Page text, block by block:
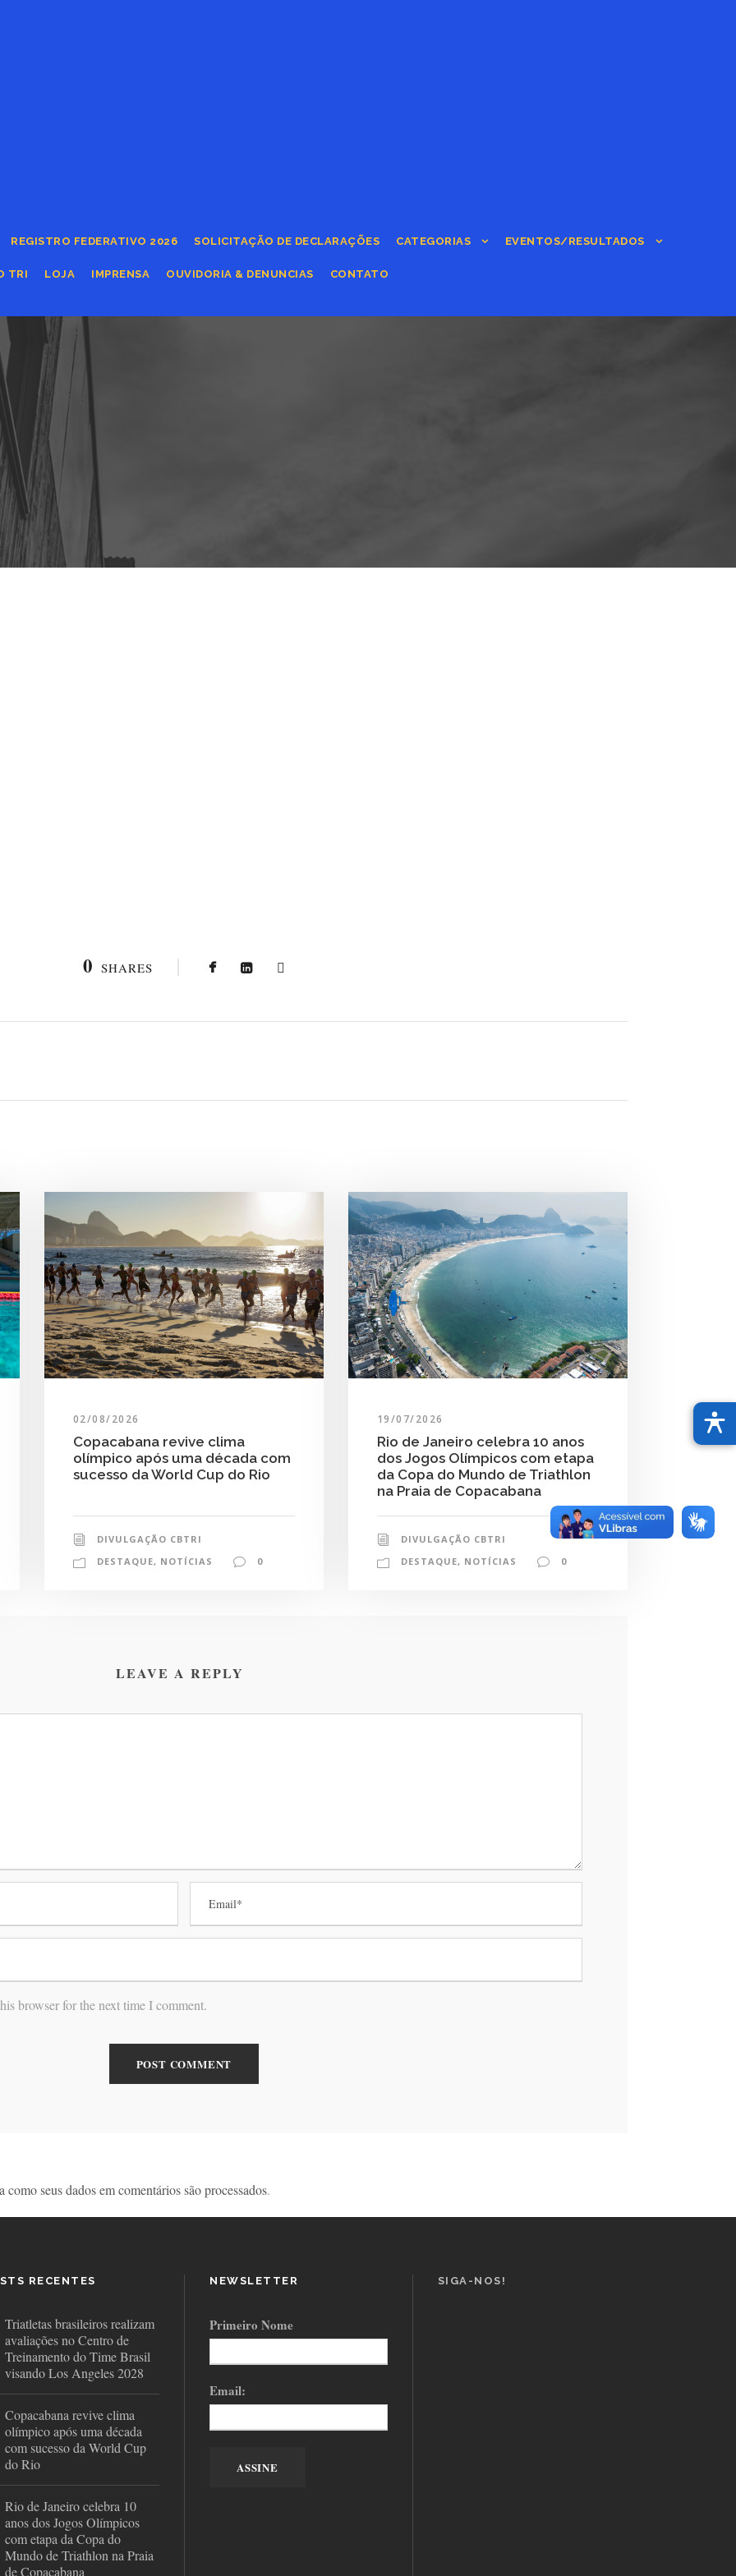
REGISTRO FEDERATIVO 2026 SOLICITAÇÃO DE DECLARAÇÕES CATEGORIAS EVENTOS/RESULTADOS
TRI LOJA IMPRENSA OUVIDORIA & DENUNCIAS CONTATO
0 SHARES
02/08/2026
Copacabana revive clima
olímpico após uma década com
sucesso da World Cup do Rio
DIVULGAÇÃO CBTRI
DESTAQUE, NOTÍCIAS 0
19/07/2026
Rio de Janeiro celebra 10 anos
dos Jogos Olímpicos com etapa
da Copa do Mundo de Triathlon
na Praia de Copacabana
DIVULGAÇÃO CBTRI
DESTAQUE, NOTÍCIAS 0
LEAVE A REPLY
browser for the next time I comment.
como seus dados em comentários são processados.
RECENTES
Triatletas brasileiros realizam
avaliações no Centro de
Treinamento do Time Brasil
visando Los Angeles 2028
Copacabana revive clima
olímpico após uma década
com sucesso da World Cup
do Rio
Rio de Janeiro celebra 10
anos dos Jogos Olímpicos
com etapa da Copa do
Mundo de Triathlon na Praia
de Copacabana
NEWSLETTER
Primeiro Nome
Email:
SIGA-NOS!